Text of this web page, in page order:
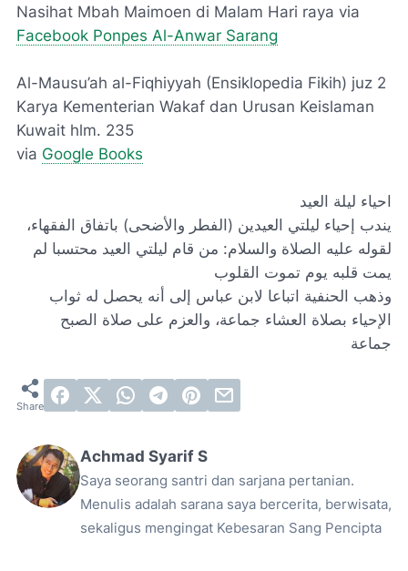
Nasihat Mbah Maimoen di Malam Hari raya via
Facebook Ponpes Al-Anwar Sarang
Al-Mausu’ah al-Fiqhiyyah (Ensiklopedia Fikih) juz 2
Karya Kementerian Wakaf dan Urusan Keislaman
Kuwait hlm. 235
via Google Books
احياء ليلة العيد
يندب إحياء ليلتي العيدين (الفطر والأضحى) باتفاق الفقهاء،
لقوله عليه الصلاة والسلام: من قام ليلتي العيد محتسبا لم
يمت قلبه يوم تموت القلوب
وذهب الحنفية اتباعا لابن عباس إلى أنه يحصل له ثواب
الإحياء بصلاة العشاء جماعة، والعزم على صلاة الصبح
جماعة
Achmad Syarif S
Saya seorang santri dan sarjana pertanian.
Menulis adalah sarana saya bercerita, berwisata,
sekaligus mengingat Kebesaran Sang Pencipta